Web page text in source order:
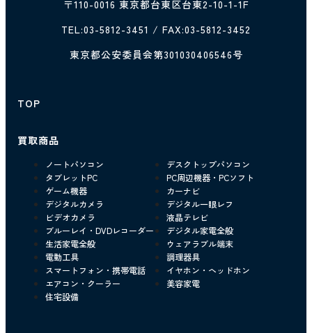
〒110-0016 東京都台東区台東2-10-1-1F
TEL:03-5812-3451 / FAX:03-5812-3452
東京都公安委員会第301030406546号
TOP
買取商品
ノートパソコン
デスクトップパソコン
タブレットPC
PC周辺機器・PCソフト
ゲーム機器
カーナビ
デジタルカメラ
デジタル一眼レフ
ビデオカメラ
液晶テレビ
ブルーレイ・DVDレコーダー
デジタル家電全般
生活家電全般
ウェアラブル端末
電動工具
調理器具
スマートフォン・携帯電話
イヤホン・ヘッドホン
エアコン・クーラー
美容家電
住宅設備